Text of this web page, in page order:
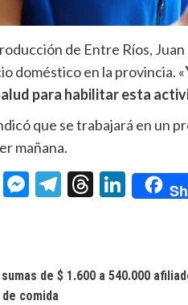
de Entre Ríos,
doméstico en la provincia. «
para habilitar esta
que se trabajará en un
mañana.
GmailMessenger
Telegram
Threads
de $ 1.600 a 540.000
comida